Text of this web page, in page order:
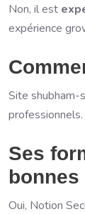
Non, il est
expérience
Site shubham-
professionnels.
Ses
bonnes
Oui, Notion